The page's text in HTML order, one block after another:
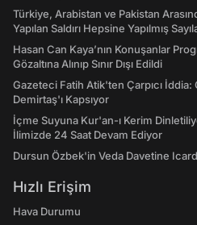
Türkiye, Arabistan ve Pakistan
Yapılan Saldırı Hepsine Yapılmış
Hasan Can Kaya’nın Konuşanlar
Gözaltına Alınıp Sınır Dışı Edildi
Gazeteci Fatih Atik'ten Çarpıcı
Demirtaş'ı Kapsıyor
İçme Suyuna Kur'an-ı Kerim
İlimizde 24 Saat Devam Ediyor
Dursun Özbek'in Veda Davetine
Hızlı Erişim
Hava Durumu